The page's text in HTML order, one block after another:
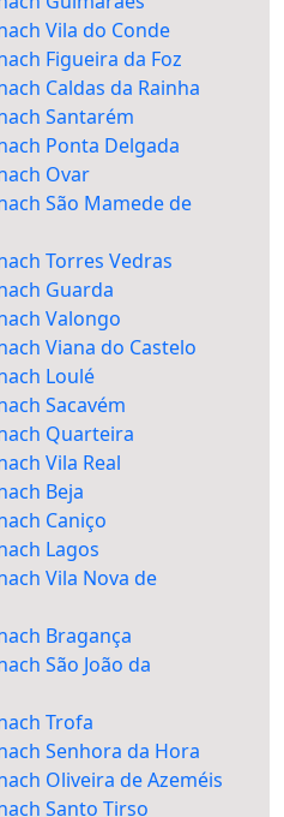
Vila do Conde
Figueira da Foz
Caldas da Rainha
Santarém
Ponta Delgada
Ovar
São Mamede de
Torres Vedras
Guarda
Valongo
Viana do Castelo
Loulé
Sacavém
Quarteira
Vila Real
Beja
Caniço
Lagos
Vila Nova de
Bragança
São João da
Trofa
Senhora da Hora
Oliveira de Azeméis
Santo Tirso